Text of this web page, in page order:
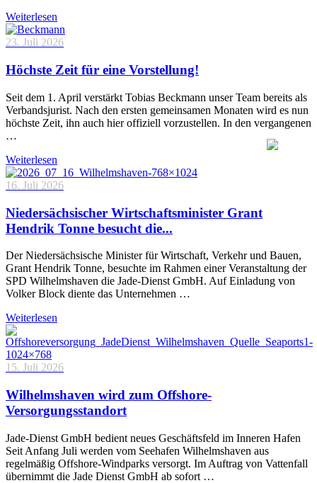
Weiterlesen
23. Juli 2026
Höchste Zeit für eine Vorstellung!
Seit dem 1. April verstärkt Tobias Beckmann unser Team bereits als
Verbandsjurist. Nach den ersten gemeinsamen Monaten wird es nun
höchste Zeit, ihn auch hier offiziell vorzustellen. In den vergangenen
…
Weiterlesen
16. Juli 2026
Niedersächsischer Wirtschaftsminister Grant
Hendrik Tonne besucht die...
Der Niedersächsische Minister für Wirtschaft, Verkehr und Bauen,
Grant Hendrik Tonne, besuchte im Rahmen einer Veranstaltung der
SPD Wilhelmshaven die Jade-Dienst GmbH. Auf Einladung von
Volker Block diente das Unternehmen …
Weiterlesen
15. Juli 2026
Wilhelmshaven wird zum Offshore-
Versorgungsstandort
Jade-Dienst GmbH bedient neues Geschäftsfeld im Inneren Hafen
Seit Anfang Juli werden vom Seehafen Wilhelmshaven aus
regelmäßig Offshore-Windparks versorgt. Im Auftrag von Vattenfall
übernimmt die Jade Dienst GmbH ab sofort …